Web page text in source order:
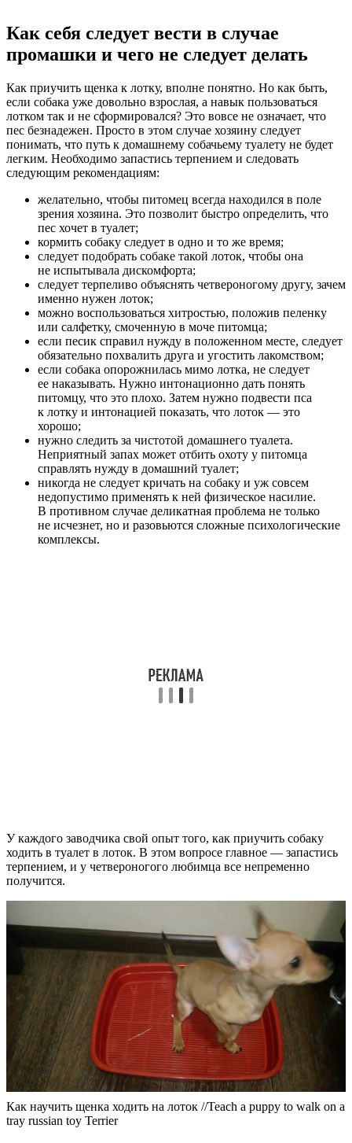
Как себя следует вести в случае
промашки и чего не следует делать
Как приучить щенка к лотку, вполне понятно. Но как быть,
если собака уже довольно взрослая, а навык пользоваться
лотком так и не сформировался? Это вовсе не означает, что
пес безнадежен. Просто в этом случае хозяину следует
понимать, что путь к домашнему собачьему туалету не будет
легким. Необходимо запастись терпением и следовать
следующим рекомендациям:
желательно, чтобы питомец всегда находился в поле
зрения хозяина. Это позволит быстро определить, что
пес хочет в туалет;
кормить собаку следует в одно и то же время;
следует подобрать собаке такой лоток, чтобы она
не испытывала дискомфорта;
следует терпеливо объяснять четвероногому другу, зачем
именно нужен лоток;
можно воспользоваться хитростью, положив пеленку
или салфетку, смоченную в моче питомца;
если песик справил нужду в положенном месте, следует
обязательно похвалить друга и угостить лакомством;
если собака опорожнилась мимо лотка, не следует
ее наказывать. Нужно интонационно дать понять
питомцу, что это плохо. Затем нужно подвести пса
к лотку и интонацией показать, что лоток — это
хорошо;
нужно следить за чистотой домашнего туалета.
Неприятный запах может отбить охоту у питомца
справлять нужду в домашний туалет;
никогда не следует кричать на собаку и уж совсем
недопустимо применять к ней физическое насилие.
В противном случае деликатная проблема не только
не исчезнет, но и разовьются сложные психологические
комплексы.
У каждого заводчика свой опыт того, как приучить собаку
ходить в туалет в лоток. В этом вопросе главное — запастись
терпением, и у четвероногого любимца все непременно
получится.
Как научить щенка ходить на лоток //Teach a puppy to walk on a
tray russian toy Terrier